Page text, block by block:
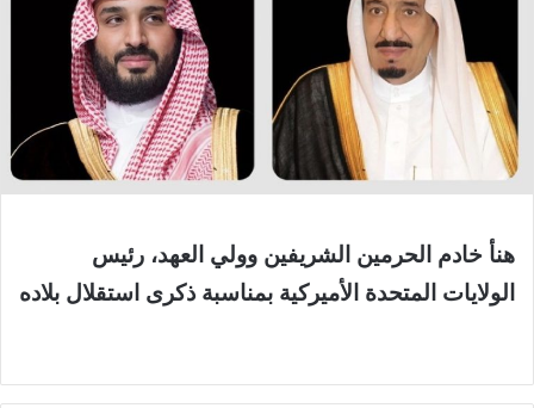
‏هنأ خادم الحرمين الشريفين وولي العهد، رئيس
الولايات المتحدة الأميركية بمناسبة ذكرى استقلال بلاده